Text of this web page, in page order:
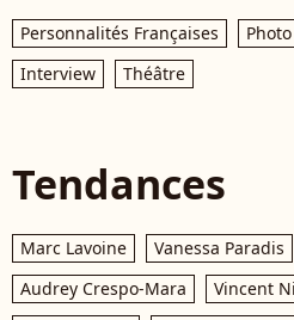
Personnalités Françaises Photo
Interview
Théâtre
Tendances
Marc Lavoine Vanessa Paradis
Audrey Crespo-Mara
Vincent